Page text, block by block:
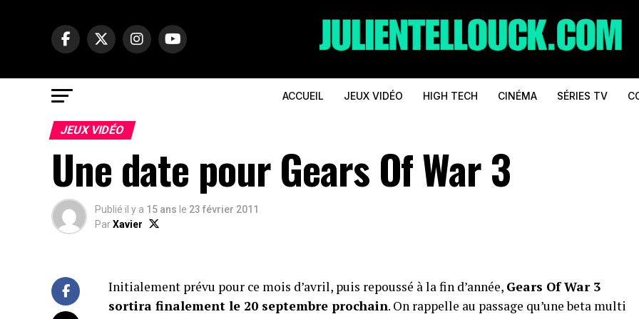
ACCUEIL JEUX VIDÉO HIGH TECH CINÉMA SÉRIES TV
JEUX VIDÉO
Une date pour Gears Of War 3
Publié il y a 15 ans le 23 février 2011
ParXavier
Initialement prévu pour ce mois d’avril, puis repoussé à la fin d’année, Gears Of War 3
sortira finalement le 20 septembre prochain. On rappelle au passage qu’une beta multi